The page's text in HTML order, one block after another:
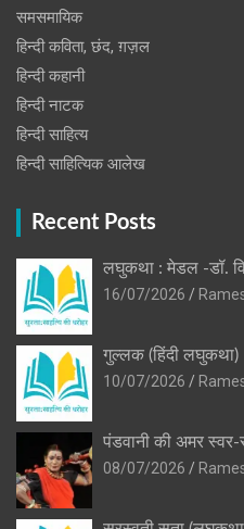
समसमायिक
हिन्दी कविता, छंद, ग़ज़ल
हिन्दी कहानी
हिन्‍दी नाटक
हिन्दी साहित्य
हिन्दी साहित्यिक आलेख
Recent Posts
लघुकथा : मेडल -डॉ.
16/07/2026
गुल्लक (हिंदी लघुकथा)
10/07/2026
पंडवानी की अमर
08/07/2026